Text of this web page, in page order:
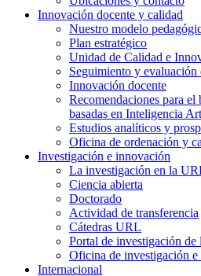
Innovación docente y calidad
Nuestro modelo
Plan estratégico
Unidad de Calidad e
Seguimiento y evaluación
Innovación docente
Recomendaciones para el
basadas en Inteligencia
Estudios analíticos y
Oficina de ordenación y
Investigación e innovación
La investigación en la
Ciencia abierta
Doctorado
Actividad de transferencia
Cátedras URL
Portal de investigación
Oficina de investigación
Internacional